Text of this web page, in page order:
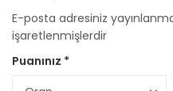
E-posta adresiniz
işaretlenmişlerdir
Puanınız *